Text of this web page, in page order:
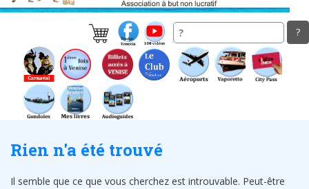
Rien n'a été trouvé
Il semble que ce que vous cherchez est introuvable. Peut-être